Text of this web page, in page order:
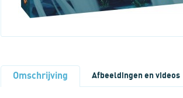
Omschrijving Afbeeldingen en videos